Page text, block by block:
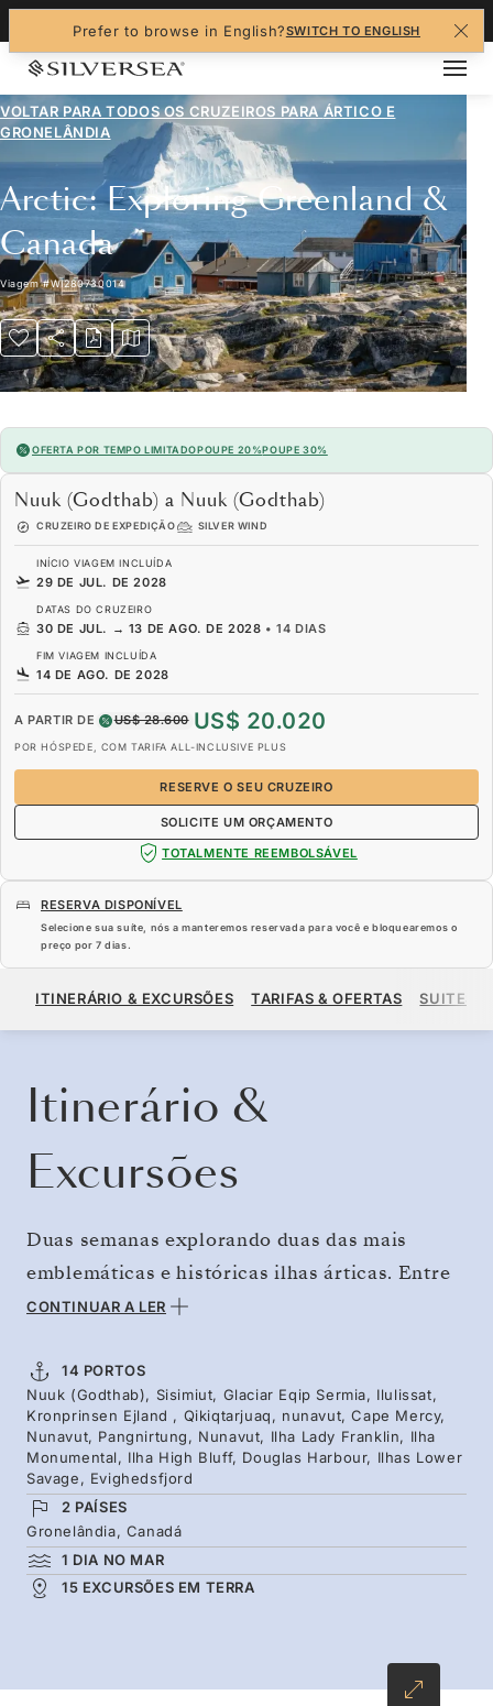
Prefer to browse in English?SWITCH TO ENGLISH
VOLTAR PARA TODOS OS CRUZEIROS PARAÁRTICO E
GRONELÂNDIA
Arctic: Exploring Greenland &
Canada
Viagem#WI280730014
OFERTA POR TEMPO LIMITADOPOUPE 20%POUPE 30%
Nuuk (Godthab) a Nuuk (Godthab)
CRUZEIRO DE EXPEDIÇÃO SILVER WIND
INÍCIO VIAGEM INCLUÍDA
29 DE JUL. DE 2028
DATAS DO CRUZEIRO
30 DE JUL. → 13 DE AGO. DE 2028 •14 DIAS
FIM VIAGEM INCLUÍDA
14 DE AGO. DE 2028
A PARTIR DE US$ 28.600 US$ 20.020
POR HÓSPEDE, COM TARIFA ALL-INCLUSIVE PLUS
RESERVE O SEU CRUZEIRO
SOLICITE UM ORÇAMENTO
TOTALMENTE REEMBOLSÁVEL
RESERVA DISPONÍVEL
Selecione sua suíte, nós a manteremos reservada para você e bloquearemos o
preço por 7 dias.
A PARTIR DE US$ 20.020
ITINERÁRIO & EXCURSÕES TARIFAS & OFERTAS SUITES
Itinerário &
Excursões
Duas semanas explorando duas das mais
emblemáticas e históricas ilhas árticas. Entre
nos fiordes de gelo e baías profundas da
explorar a Ilha de Baffin, visitando vilarejos
inuítes e navegando rumo aos cumes
pontiagudos do Parque Nacional Auyuittuq.
Descubra ilhas desertas, repletas de aves
marinhas e com a possibilidade de avistar o
raro narval e ursos-polares.
CONTINUAR A LER
14 PORTOS
Nuuk (Godthab), Sisimiut, Glaciar Eqip Sermia, Ilulissat,
Kronprinsen Ejland , Qikiqtarjuaq, nunavut, Cape Mercy,
Nunavut, Pangnirtung, Nunavut, Ilha Lady Franklin, Ilha
Monumental, Ilha High Bluff, Douglas Harbour, Ilhas Lower
Savage, Evighedsfjord
2 PAÍSES
Gronelândia, Canadá
1 DIA NO MAR
15 EXCURSÕES EM TERRA